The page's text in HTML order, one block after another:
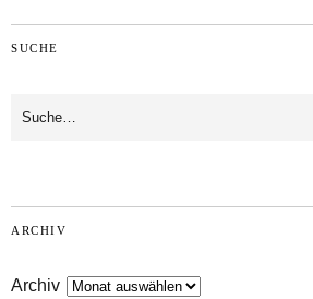
SUCHE
ARCHIV
Archiv